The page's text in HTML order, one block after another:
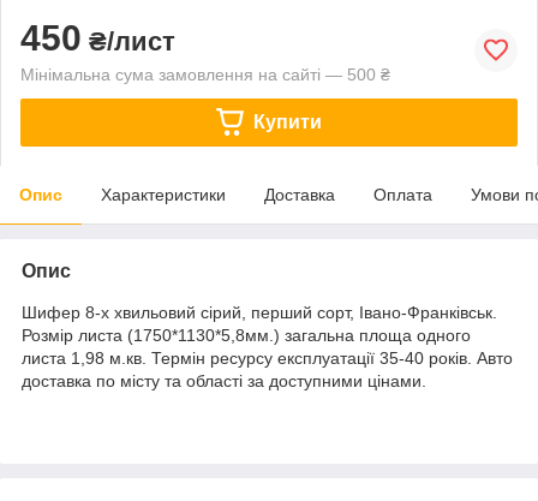
450 ₴/лист
Мінімальна сума замовлення на сайті — 500 ₴
Купити
Опис Характеристики Доставка Оплата Умови
Опис
Шифер 8-х хвильовий сірий, перший сорт, Івано-Франківськ.
Розмір листа (1750*1130*5,8мм.) загальна площа одного
листа 1,98 м.кв. Термін ресурсу експлуатації 35-40 років. Авто
доставка по місту та області за доступними цінами.